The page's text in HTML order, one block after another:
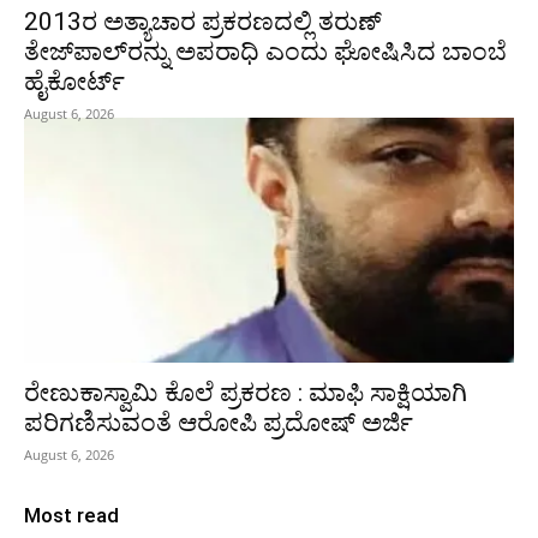
2013ರ ಅತ್ಯಾಚಾರ ಪ್ರಕರಣದಲ್ಲಿ ತರುಣ್
ತೇಜ್‌ಪಾಲ್‌ರನ್ನು ಅಪರಾಧಿ ಎಂದು ಘೋಷಿಸಿದ ಬಾಂಬೆ
ಹೈಕೋರ್ಟ್
August 6, 2026
ರೇಣುಕಾಸ್ವಾಮಿ ಕೊಲೆ ಪ್ರಕರಣ : ಮಾಫಿ ಸಾಕ್ಷಿಯಾಗಿ
ಪರಿಗಣಿಸುವಂತೆ ಆರೋಪಿ ಪ್ರದೋಷ್‌ ಅರ್ಜಿ
August 6, 2026
Most read